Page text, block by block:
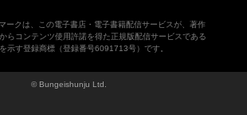
ークは、この電子書店・電子書籍配信サービスが、著作
らコンテンツ使用許諾を得た正規版配信サービスである
示す登録商標（登録番号6091713号）です。
© Bungeishunju Ltd.